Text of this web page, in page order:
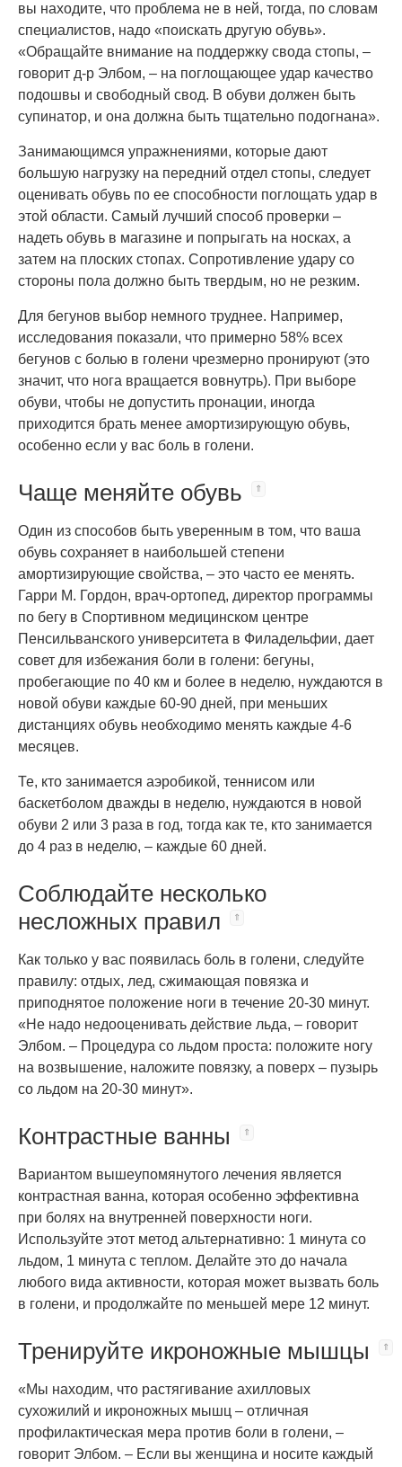
вы находите, что проблема не в ней, тогда, по словам
специалистов, надо «поискать другую обувь».
«Обращайте внимание на поддержку свода стопы, –
говорит д-р Элбом, – на поглощающее удар качество
подошвы и свободный свод. В обуви должен быть
супинатор, и она должна быть тщательно подогнана».
Занимающимся упражнениями, которые дают
большую нагрузку на передний отдел стопы, следует
оценивать обувь по ее способности поглощать удар в
этой области. Самый лучший способ проверки –
надеть обувь в магазине и попрыгать на носках, а
затем на плоских стопах. Сопротивление удару со
стороны пола должно быть твердым, но не резким.
Для бегунов выбор немного труднее. Например,
исследования показали, что примерно 58% всех
бегунов с болью в голени чрезмерно пронируют (это
значит, что нога вращается вовнутрь). При выборе
обуви, чтобы не допустить пронации, иногда
приходится брать менее амортизирующую обувь,
особенно если у вас боль в голени.
Чаще меняйте обувь
Один из способов быть уверенным в том, что ваша
обувь сохраняет в наибольшей степени
амортизирующие свойства, – это часто ее менять.
Гарри М. Гордон, врач-ортопед, директор программы
по бегу в Спортивном медицинском центре
Пенсильванского университета в Филадельфии, дает
совет для избежания боли в голени: бегуны,
пробегающие по 40 км и более в неделю, нуждаются в
новой обуви каждые 60-90 дней, при меньших
дистанциях обувь необходимо менять каждые 4-6
месяцев.
Те, кто занимается аэробикой, теннисом или
баскетболом дважды в неделю, нуждаются в новой
обуви 2 или 3 раза в год, тогда как те, кто занимается
до 4 раз в неделю, – каждые 60 дней.
Соблюдайте несколько
несложных правил
Как только у вас появилась боль в голени, следуйте
правилу: отдых, лед, сжимающая повязка и
приподнятое положение ноги в течение 20-30 минут.
«Не надо недооценивать действие льда, – говорит
Элбом. – Процедура со льдом проста: положите ногу
на возвышение, наложите повязку, а поверх – пузырь
со льдом на 20-30 минут».
Контрастные ванны
Вариантом вышеупомянутого лечения является
контрастная ванна, которая особенно эффективна
при болях на внутренней поверхности ноги.
Используйте этот метод альтернативно: 1 минута со
льдом, 1 минута с теплом. Делайте это до начала
любого вида активности, которая может вызвать боль
в голени, и продолжайте по меньшей мере 12 минут.
Тренируйте икроножные мышцы
«Мы находим, что растягивание ахилловых
сухожилий и икроножных мышц – отличная
профилактическая мера против боли в голени, –
говорит Элбом. – Если вы женщина и носите каждый